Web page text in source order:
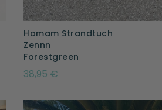
Hamam Strandtuch
Zennn
Forestgreen
38,95 €